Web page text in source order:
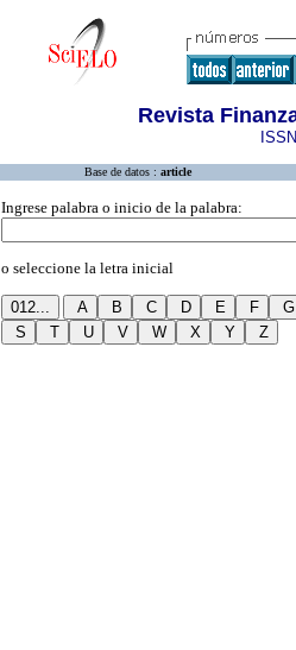
Revista
Base de datos : article
Ingrese palabra o inicio de la palabra:
o seleccione la letra inicial